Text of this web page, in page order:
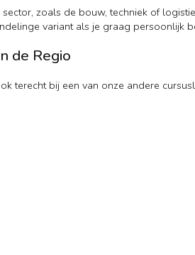
zoals de bouw, techniek of
variant als je graag persoonlijk
de Regio
terecht bij een van onze andere